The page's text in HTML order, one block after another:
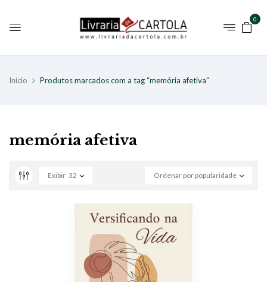
0
Início Produtos marcados com a tag “memória afetiva”
memória afetiva
Ordenar por popularidade
Exibir 32